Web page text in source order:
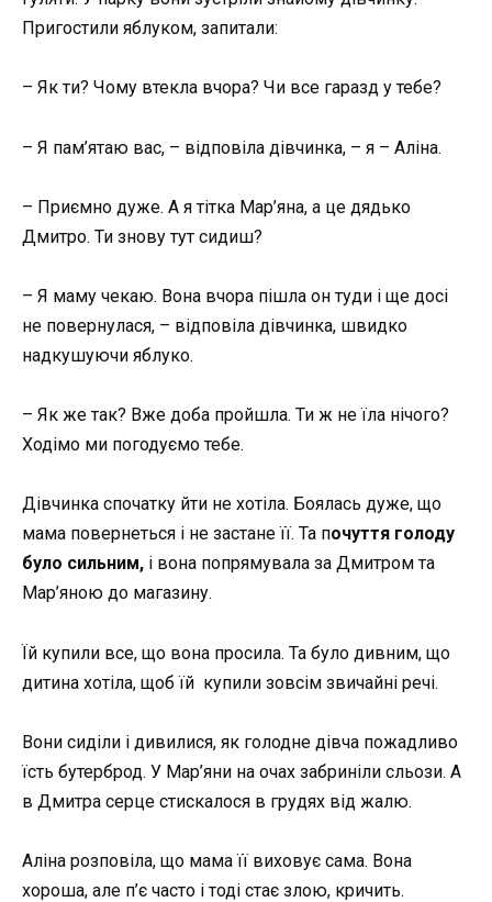
Пригостили яблуком, запитали:
– Як ти? Чому втекла вчора? Чи все гаразд у тебе?
– Я пам’ятаю вас, – відповіла дівчинка, – я – Аліна.
– Приємно дуже. А я тітка Мар’яна, а це дядько
Дмитро. Ти знову тут сидиш?
– Я маму чекаю. Вона вчора пішла он туди і ще досі
не повернулася, – відповіла дівчинка, швидко
надкушуючи яблуко.
– Як же так? Вже доба пройшла. Ти ж не їла нічого?
Ходімо ми погодуємо тебе.
Дівчинка спочатку йти не хотіла. Боялась дуже, що
мама повернеться і не застане її. Та почуття голоду
було сильним, і вона попрямувала за Дмитром та
Мар’яною до магазину.
Їй купили все, що вона просила. Та було дивним, що
дитина хотіла, щоб їй купили зовсім звичайні речі.
Вони сиділи і дивилися, як голодне дівча пожадливо
їсть бутерброд. У Мар’яни на очах забриніли сльози. А
в Дмитра серце стискалося в грудях від жалю.
Аліна розповіла, що мама її виховує сама. Вона
хороша, але п’є часто і тоді стає злою, кричить.